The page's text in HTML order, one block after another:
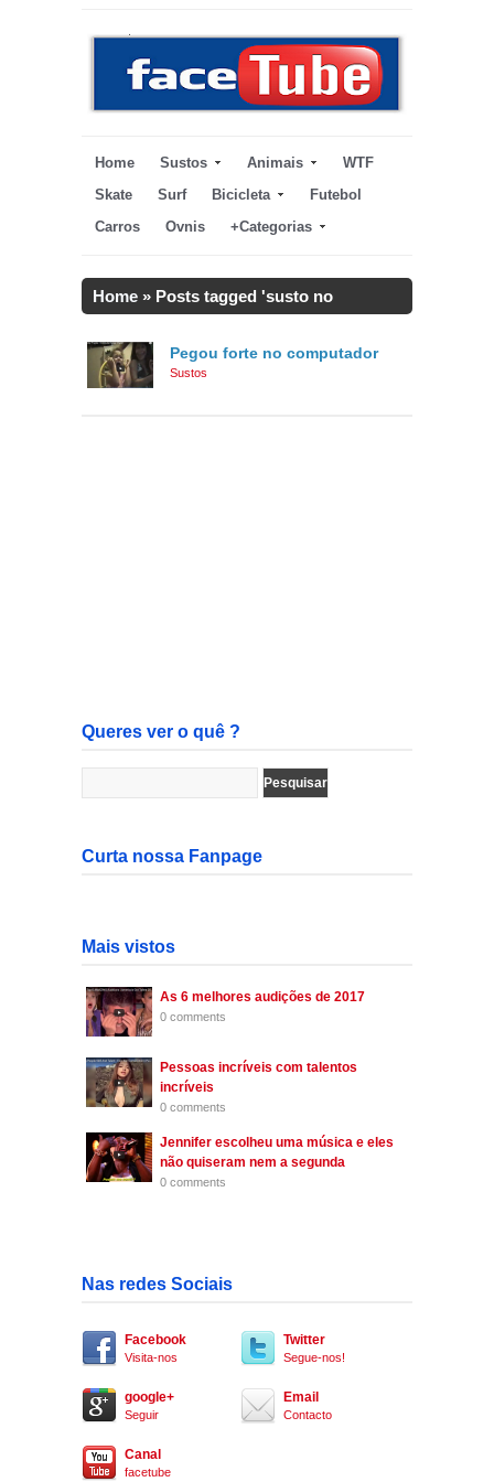
Home Sustos Animais
WTF
Skate
Surf Bicicleta
Futebol
Carros
Ovnis +Categorias
Home » Posts tagged 'susto no
Pegou forte no computador
Sustos
Queres ver o quê ?
Curta nossa Fanpage
Mais vistos
As 6 melhores audições de 2017
0 comments
Pessoas incríveis com talentos
incríveis
0 comments
Jennifer escolheu uma música e eles
não quiseram nem a segunda
0 comments
Nas redes Sociais
Facebook
Visita-nos
Twitter
Segue-nos!
google+
Seguir
Email
Contacto
Canal
facetube